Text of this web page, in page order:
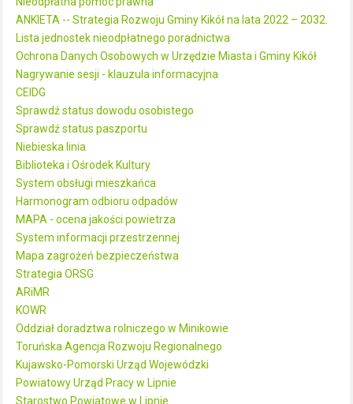
ANKIETA -- Strategia Rozwoju Gminy Kikół na lata 2022 – 2032.
Lista jednostek nieodpłatnego poradnictwa
Ochrona Danych Osobowych w Urzędzie Miasta i Gminy Kikół
Nagrywanie sesji - klauzula informacyjna
CEIDG
Sprawdź status dowodu osobistego
Sprawdź status paszportu
Niebieska linia
Biblioteka i Ośrodek Kultury
System obsługi mieszkańca
Harmonogram odbioru odpadów
MAPA - ocena jakości powietrza
System informacji przestrzennej
Mapa zagrożeń bezpieczeństwa
Strategia ORSG
ARiMR
KOWR
Oddział doradztwa rolniczego w Minikowie
Toruńska Agencja Rozwoju Regionalnego
Kujawsko-Pomorski Urząd Wojewódzki
Powiatowy Urząd Pracy w Lipnie
Starostwo Powiatowe w Lipnie